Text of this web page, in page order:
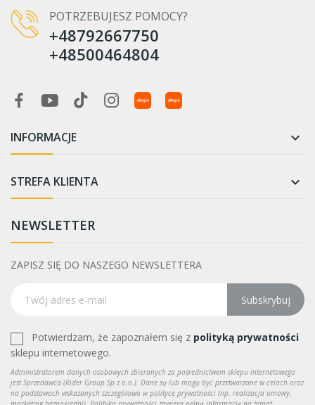
POTRZEBUJESZ POMOCY?
+48792667750
+48500464804
INFORMACJE 
STREFA KLIENTA 
NEWSLETTER
ZAPISZ SIĘ DO NASZEGO NEWSLETTERA
Subskrybuj
Potwierdzam, że zapoznałem się z polityką prywatności
sklepu internetowego.
Administratorem danych osobowych zbieranych za pośrednictwem sklepu internetowego
jest Sprzedawca (Rider Group Sp z o.o.). Dane są lub mogą być przetwarzane w celach oraz
na podstawach wskazanych szczegółowo w polityce prywatności (np. realizacja umowy,